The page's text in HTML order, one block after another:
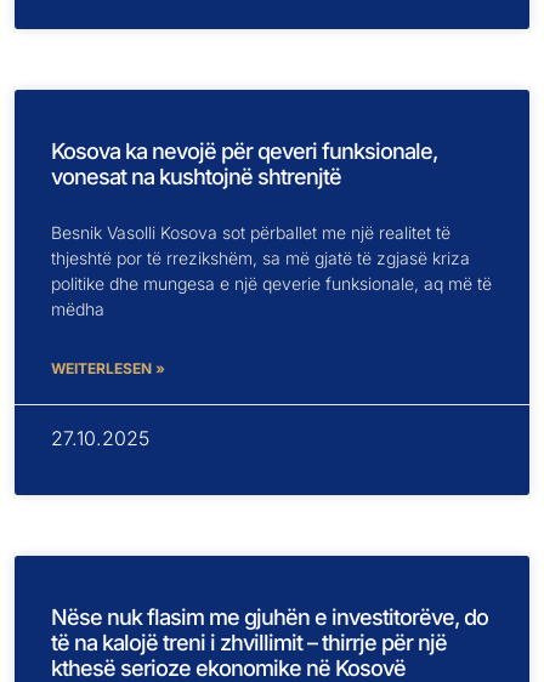
Kosova ka nevojë për qeveri funksionale,
vonesat na kushtojnë shtrenjtë
Besnik Vasolli Kosova sot përballet me një realitet të
thjeshtë por të rrezikshëm, sa më gjatë të zgjasë kriza
politike dhe mungesa e një qeverie funksionale, aq më të
mëdha
WEITERLESEN »
27.10.2025
Nëse nuk flasim me gjuhën e investitorëve, do
të na kalojë treni i zhvillimit – thirrje për një
kthesë serioze ekonomike në Kosovë